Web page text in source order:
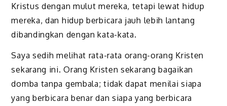
Kristus dengan mulut mereka, tetapi lewat hidup
mereka, dan hidup berbicara jauh lebih lantang
dibandingkan dengan kata-kata.
Saya sedih melihat rata-rata orang-orang Kristen
sekarang ini. Orang Kristen sekarang bagaikan
domba tanpa gembala; tidak dapat menilai siapa
yang berbicara benar dan siapa yang berbicara